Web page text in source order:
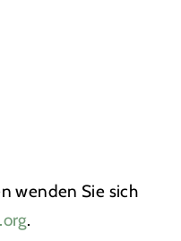
wenden Sie sich
.